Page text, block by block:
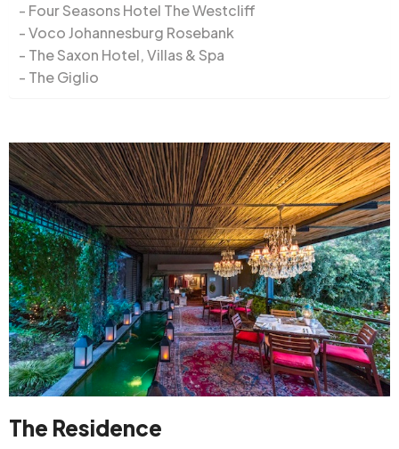
Four Seasons Hotel The Westcliff
Voco Johannesburg Rosebank
The Saxon Hotel, Villas & Spa
The Giglio
The Residence